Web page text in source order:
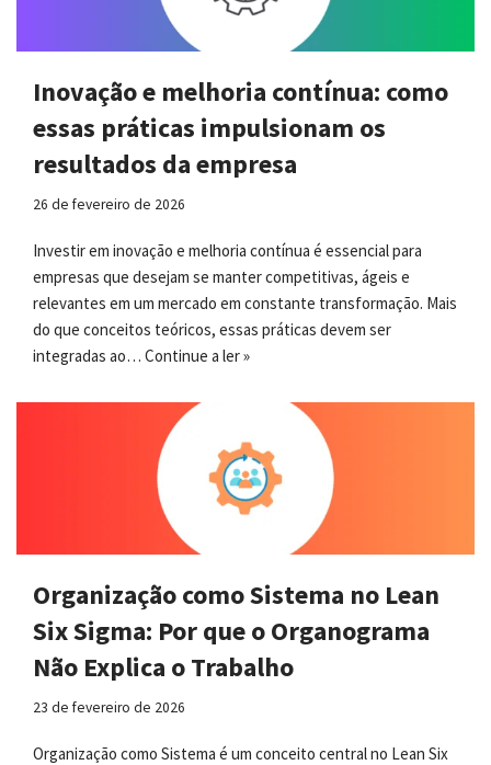
Inovação e melhoria contínua: como
essas práticas impulsionam os
resultados da empresa
26 de fevereiro de 2026
Investir em inovação e melhoria contínua é essencial para
empresas que desejam se manter competitivas, ágeis e
relevantes em um mercado em constante transformação. Mais
do que conceitos teóricos, essas práticas devem ser
integradas ao… Continue a ler »
Organização como Sistema no Lean
Six Sigma: Por que o Organograma
Não Explica o Trabalho
23 de fevereiro de 2026
Organização como Sistema é um conceito central no Lean Six